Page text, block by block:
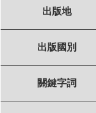
出版地
出版國別
關鍵字詞